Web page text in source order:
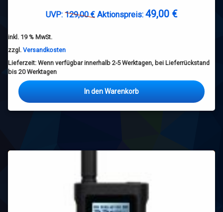
UVP: 129,00€ Ursprünglicher
Aktionspreis: 49,00 €Aktueller
inkl. 19 % MwSt.
zzgl. Versandkosten
Lieferzeit: Wenn verfügbar innerhalb 2-5 Werktagen, bei Lieferrückstand
bis 20 Werktagen
In den Warenkorb